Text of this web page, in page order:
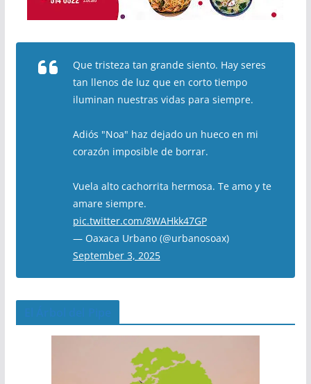
Que tristeza tan grande siento. Hay seres
tan llenos de luz que en corto tiempo
iluminan nuestras vidas para siempre.
Adiós "Noa" haz dejado un hueco en mi
corazón imposible de borrar.
Vuela alto cachorrita hermosa. Te amo y te
amare siempre.
pic.twitter.com/8WAHkk47GP
— Oaxaca Urbano (@urbanosoax)
September 3, 2025